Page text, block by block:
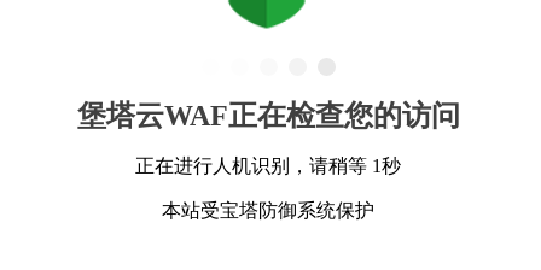
堡塔云WAF正在检查您的访问
正在进行人机识别，请稍等 1秒
本站受宝塔防御系统保护